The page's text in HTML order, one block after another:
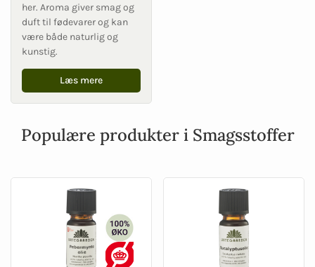
her. Aroma giver smag og
duft til fødevarer og kan
være både naturlig og
kunstig.
Læs mere
Populære produkter i Smagsstoffer